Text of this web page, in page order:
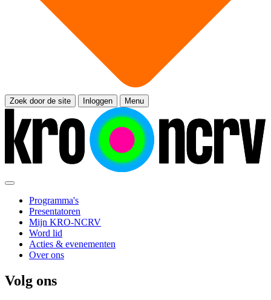
Zoek door de site Inloggen Menu
Programma's
Presentatoren
Mijn KRO-NCRV
Word lid
Acties & evenementen
Over ons
Volg ons